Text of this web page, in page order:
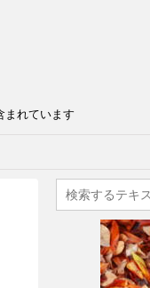
まれています